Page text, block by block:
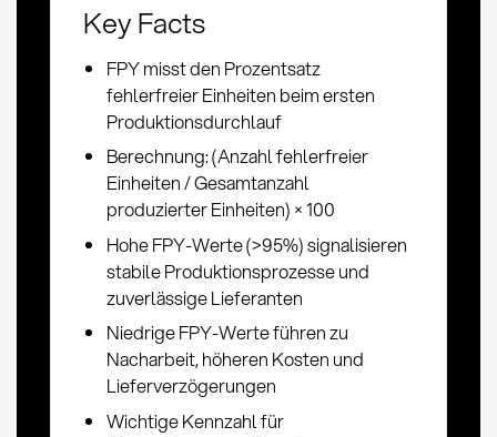
Key Facts
FPY misst den Prozentsatz
fehlerfreier Einheiten beim ersten
Produktionsdurchlauf
Berechnung: (Anzahl fehlerfreier
Einheiten / Gesamtanzahl
produzierter Einheiten) × 100
Hohe FPY-Werte (>95%) signalisieren
stabile Produktionsprozesse und
zuverlässige Lieferanten
Niedrige FPY-Werte führen zu
Nacharbeit, höheren Kosten und
Lieferverzögerungen
Wichtige Kennzahl für